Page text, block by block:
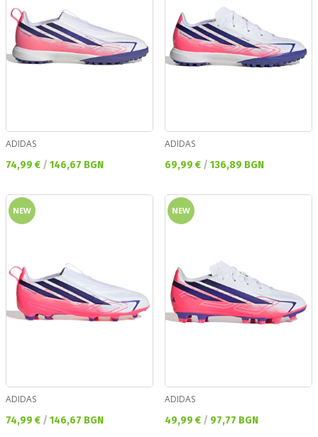
ADIDAS
Текуща цена:
74,99 € / 146,67 BGN
ADIDAS
Текуща цена:
69,99 € / 136,89 BGN
NEW
ADIDAS
Текуща цена:
74,99 € / 146,67 BGN
NEW
ADIDAS
Текуща цена:
49,99 € / 97,77 BGN